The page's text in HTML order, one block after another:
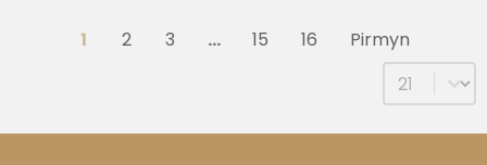
1 2 3 … 15 16
Pirmyn
Select